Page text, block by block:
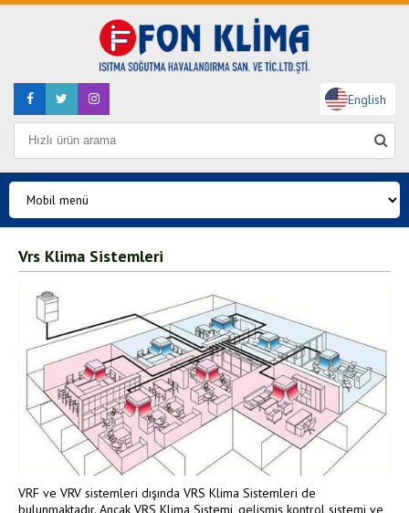
English
Vrs Klima Sistemleri
VRF ve VRV sistemleri dışında VRS Klima Sistemleri de
bulunmaktadır. Ancak VRS Klima Sistemi, gelişmiş kontrol sistemi ve